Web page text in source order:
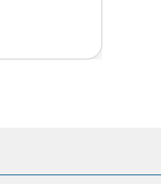
ha
del CP
completat